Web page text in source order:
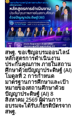
สพฐ. ขอเชิญอบรมออนไลน์
หลักสูตรการดำเนินงาน
ประกันคุณภาพ ภายในสถาน
ศึกษาด้วยปัญญาประดิษฐ์ (AI)
โมดูลที่ 2 การกำหนด
มาตรฐานการศึกษาและเป้า
หมายของสถานศึกษาด้วย
ปัญญาประดิษฐ์ (AI) 8
สิงหาคม 2569 ผู้ผ่านการ
อบรมจะได้รับเกียรติบัตรจาก
สพฐ.